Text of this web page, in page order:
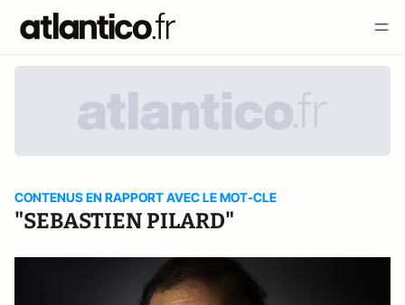
CONTENUS EN RAPPORT AVEC LE MOT-CLE
"SEBASTIEN PILARD"